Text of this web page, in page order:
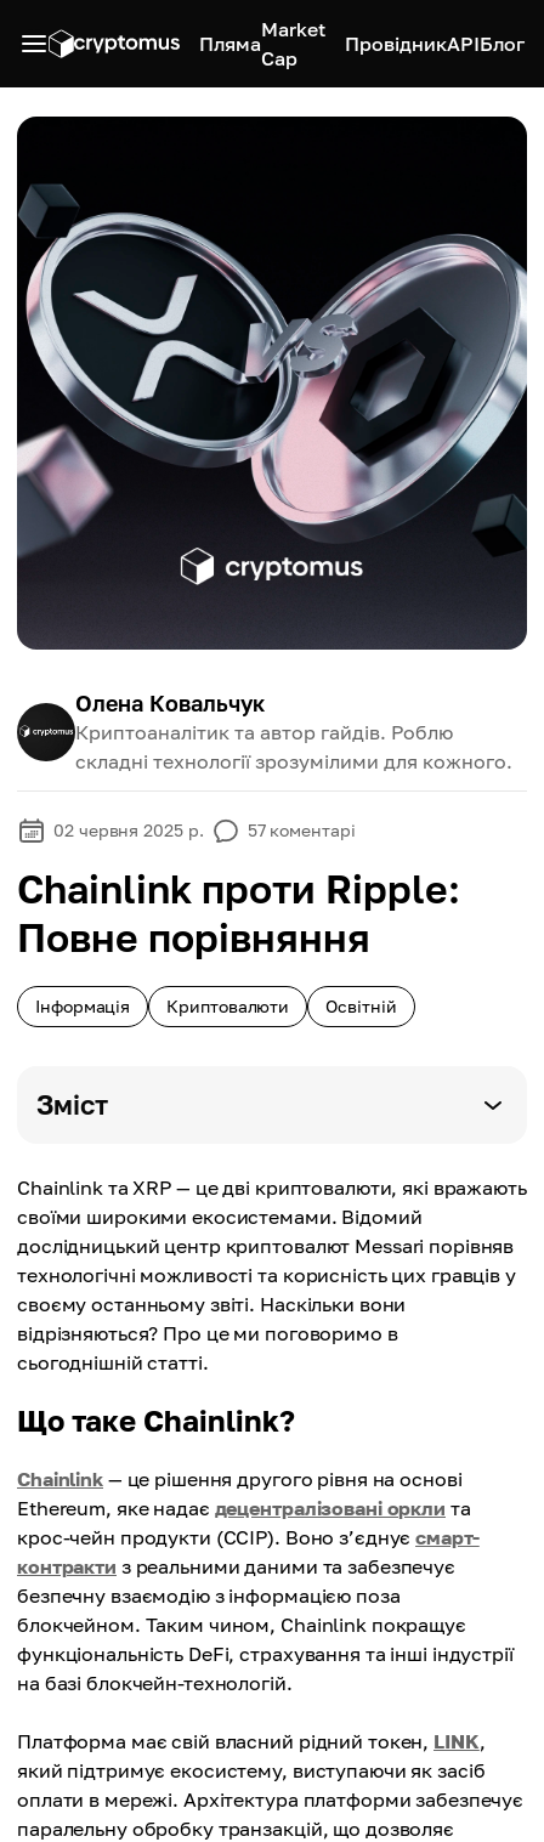
Пляма
Market
Cap
ПровідникAPIБлог
Олена Ковальчук
Криптоаналітик та автор гайдів. Роблю
складні технології зрозумілими для кожного.
02 червня 2025 р. 57 коментарі
Chainlink проти Ripple:
Повне порівняння
Інформація Криптовалюти Освітній
Зміст
Chainlink та XRP — це дві криптовалюти, які вражають
своїми широкими екосистемами. Відомий
дослідницький центр криптовалют Messari порівняв
технологічні можливості та корисність цих гравців у
своєму останньому звіті. Наскільки вони
відрізняються? Про це ми поговоримо в
сьогоднішній статті.
Що таке Chainlink?
Chainlink— це рішення другого рівня на основі
Ethereum, яке надає децентралізовані оркли та
крос-чейн продукти (CCIP). Воно з’єднуєсмарт-
контракти з реальними даними та забезпечує
безпечну взаємодію з інформацією поза
блокчейном. Таким чином, Chainlink покращує
функціональність DeFi, страхування та інші індустрії
на базі блокчейн-технологій.
Платформа має свій власний рідний токен, LINK,
який підтримує екосистему, виступаючи як засіб
оплати в мережі. Архітектура платформи забезпечує
паралельну обробку транзакцій, що дозволяє